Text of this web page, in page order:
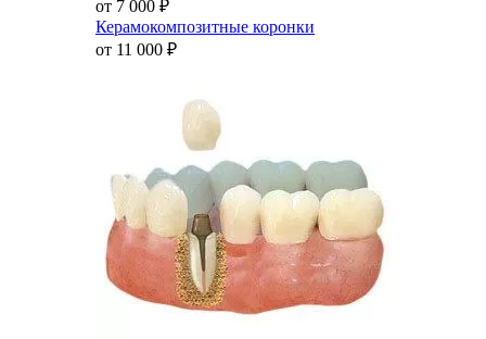
от 7 000 ₽
Керамокомпозитные коронки
от 11 000 ₽